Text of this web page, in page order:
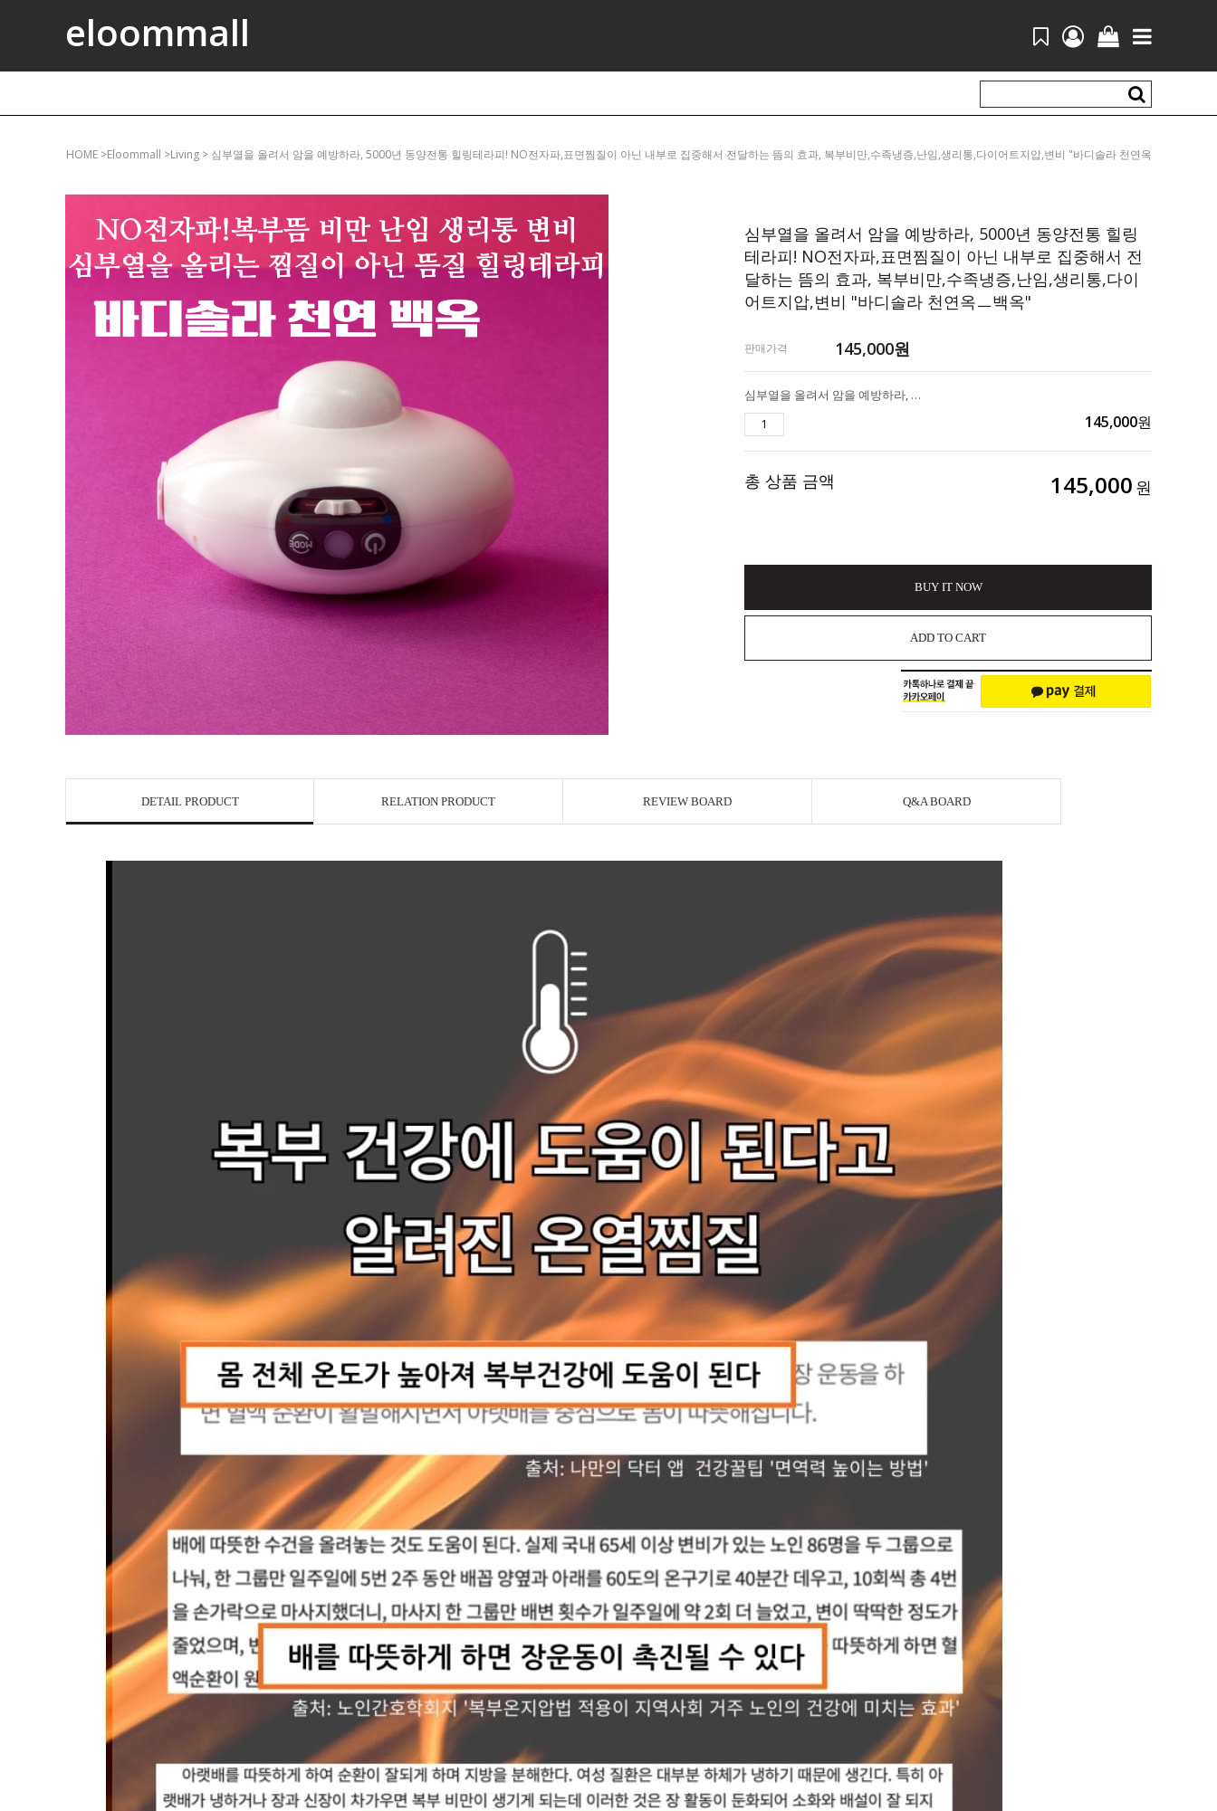
eloommall
HOME >eloommall >living > 심부열을 올려서 암을 예방하라, 5000년 동양전통 힐링테라피! NO전자파,표면찜질이 아닌 내부로 집중해서 전달하는 뜸의 효과, 복부비만,수족냉증,난임,생리통,다이어트지압,변비 "바디솔라 천연옥
심부열을 올려서 암을 예방하라, 5000년 동양전통 힐링
테라피! NO전자파,표면찜질이 아닌 내부로 집중해서 전
달하는 뜸의 효과, 복부비만,수족냉증,난임,생리통,다이
어트지압,변비 "바디솔라 천연옥ㅡ백옥"
판매가격 145,000원
심부열을 올려서 암을 예방하라, 5000년 동양전통 힐링테라피! NO전자파,표면찜질이 아닌 내부로 집중해서 전달하는 뜸의 효과, 복부비만,수족냉증,난임,생리통,다이어트지압,변비 "바디솔라 천연옥ㅡ백옥"
145,000원
총 상품 금액 145,000 원
BUY IT NOW
ADD TO CART
DETAIL PRODUCT RELATION PRODUCT REVIEW BOARD Q&A BOARD